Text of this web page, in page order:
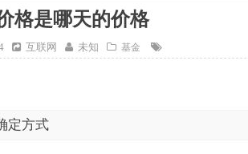
格是哪天的价格
互联网 未知 基金
定方式